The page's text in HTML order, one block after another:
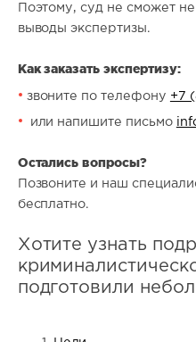
Поэтому, суд не сможет
выводы экспертизы.
Как заказать экспертизу:
звоните по телефону +7
или напишите письмо
Остались вопросы?
Позвоните и наш
бесплатно.
Хотите узнать
подготовили